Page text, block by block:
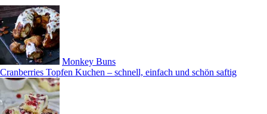
Monkey Buns
Cranberries Topfen Kuchen – schnell, einfach und schön saftig